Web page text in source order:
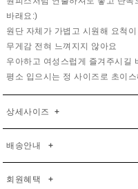
바래요:)
원단 자체가 가볍고 시원해 요척
무게감 전혀 느껴지지 않아요
우아하고 여성스럽게 즐겨주시길
평소 입으시는 정 사이즈로 초이
상세사이즈 +
배송안내 +
회원혜택 +